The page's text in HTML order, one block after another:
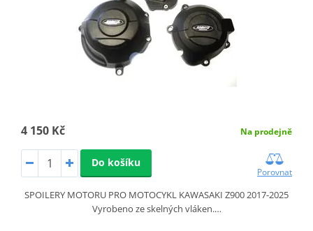
4 150 Kč Na prodejně
Do košíku
Porovnat
SPOILERY MOTORU PRO MOTOCYKL KAWASAKI Z900 2017-2025
Vyrobeno ze skelných vláken.…